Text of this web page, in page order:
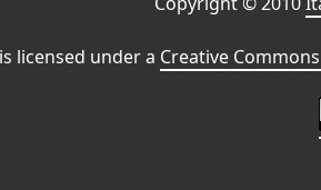
licensed under a Creative